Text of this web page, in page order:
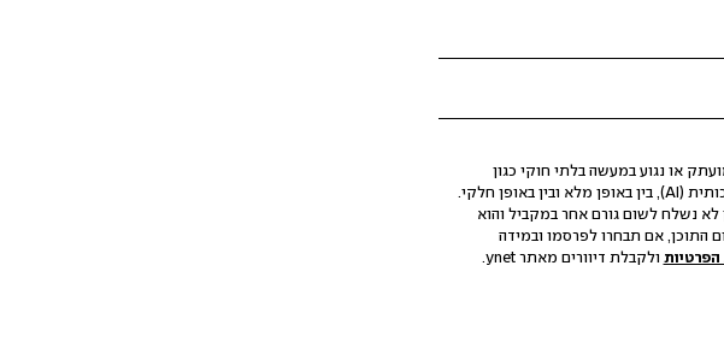
או נגוע במעשה בלתי חוקי כגון
הסגת גבול ופגיעה בפרטיות. התוכן לא הופק, לא נערך ולא עבר כל עיבוד באמצעות בינה מלאכותית (AI), בין באופן מלא ובין באופן חלקי.
לא נשלח לשום גורם אחר במקביל והוא
התוכן, אם תבחרו לפרסמו ובמידה
הפרטיות ולקבלת דיוורים מאתר ynet.